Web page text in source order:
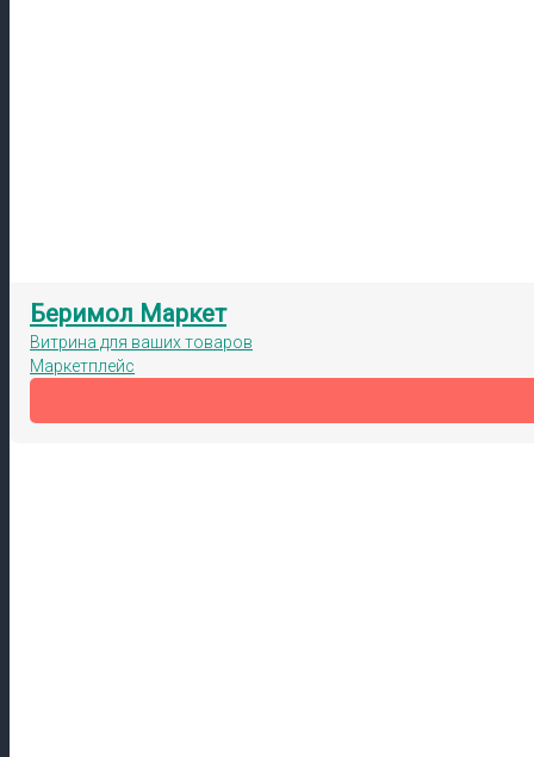
Беримол Маркет
Витрина для ваших товаров
Маркетплейс